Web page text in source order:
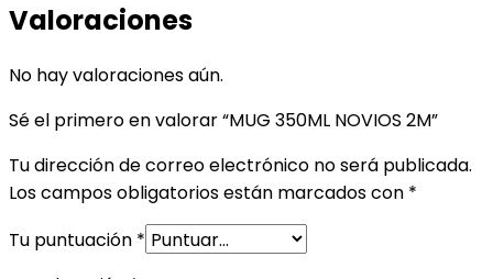
Valoraciones
No hay valoraciones aún.
Sé el primero en valorar “MUG 350ML NOVIOS 2M”
Tu dirección de correo electrónico no será publicada.
Los campos obligatorios están marcados con *
Tu puntuación *